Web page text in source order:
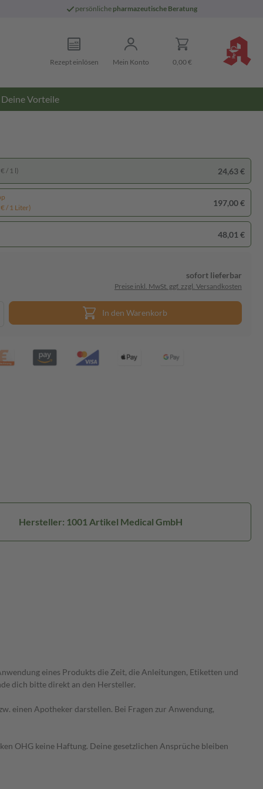
persönliche pharmazeutische Beratung
Rezept einlösen Mein Konto 0,00 €
Deine Vorteile
/ 1 l) 24,63 €
/ 1 Liter)
197,00 €
48,01 €
sofort lieferbar
Preise inkl. MwSt. ggf. zzgl. Versandkosten
In den Warenkorb
Hersteller: 1001 Artikel Medical GmbH
eines Produkts die Zeit, die Anleitungen, Etiketten und
dich bitte direkt an den Hersteller.
einen Apotheker darstellen. Bei Fragen zur Anwendung,
OHG keine Haftung. Deine gesetzlichen Ansprüche bleiben